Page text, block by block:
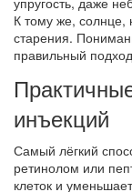
К тому же, солнце,
старения.
правильный
инъекций
Самый лёгкий
ретинолом или
клеток и